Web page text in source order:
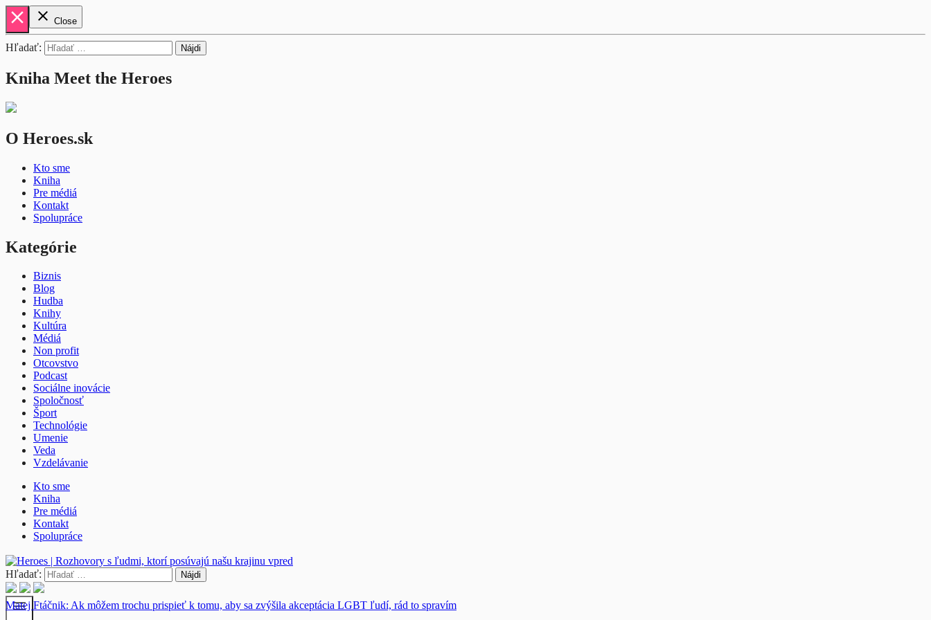
close close Close
Hľadať:
Kniha Meet the Heroes
O Heroes.sk
Kto sme
Kniha
Pre médiá
Kontakt
Spolupráce
Kategórie
Biznis
Blog
Hudba
Knihy
Kultúra
Médiá
Non profit
Otcovstvo
Podcast
Sociálne inovácie
Spoločnosť
Šport
Technológie
Umenie
Veda
Vzdelávanie
Kto sme
Kniha
Pre médiá
Kontakt
Spolupráce
Hľadať:
menu
Matej Ftáčnik: Ak môžem trochu prispieť k tomu, aby sa zvýšila akceptácia LGBT ľudí, rád to spravím